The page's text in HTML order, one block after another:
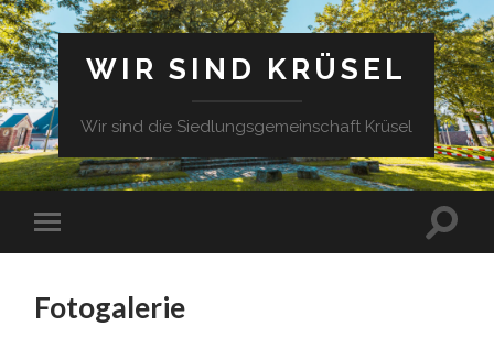
WIR SIND KRÜSEL
Wir sind die Siedlungsgemeinschaft Krüsel
Fotogalerie